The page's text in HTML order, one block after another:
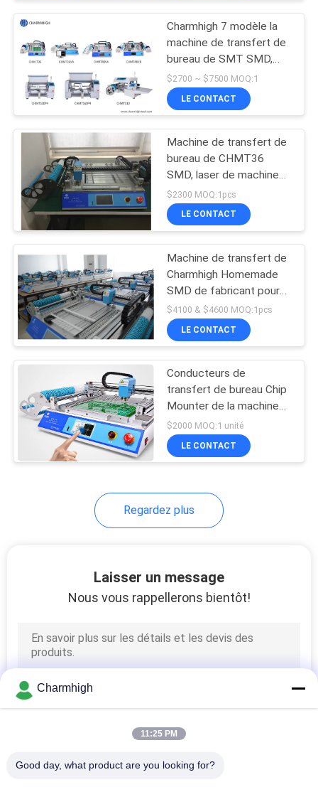
DE
CONFIDENTIALITÉ
Charmhigh 7 modèle la
machine de transfert de
bureau de SMT SMD,
petite machine assortie
de carte PCB
$2700 ~ $7500 MOQ:1
LE CONTACT
Machine de transfert de
bureau de CHMT36
SMD, laser de machine
de support de LED Smd
plaçant la petite machine
de SMT
$2300 MOQ:1pcs
LE CONTACT
Machine de transfert de
Charmhigh Homemade
SMD de fabricant pour
LED, dispositif extérieur
de bâti de SMD
$4100 & $4600 MOQ:1pcs
LE CONTACT
Conducteurs de
transfert de bureau Chip
Mounter de la machine
29 de CHMT36 SMT
SMD LED
$2000 MOQ:1 unité
LE CONTACT
Regardez plus
Laisser un message
Nous vous rappellerons bientôt!
Charmhigh
11:25 PM
Good day, what product are you looking for?